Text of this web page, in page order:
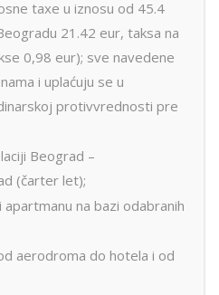
taxe u iznosu od 45.4
21.42 eur, taksa na
0,98 eur); sve navedene
i uplaćuju se u
protivvrednosti pre
Beograd –
(čarter let);
na bazi odabranih
aerodroma do hotela i od